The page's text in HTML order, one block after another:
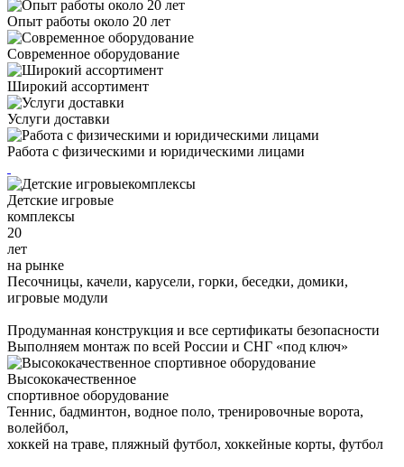
Опыт работы около 20 лет
Современное оборудование
Широкий ассортимент
Услуги доставки
Работа с физическими и юридическими лицами
Детские игровые
комплексы
20
лет
на рынке
Песочницы, качели, карусели, горки, беседки, домики,
игровые модули
Продуманная конструкция и все сертификаты безопасности
Выполняем монтаж по всей России и СНГ «под ключ»
Высококачественное
спортивное оборудование
Теннис, бадминтон, водное поло, тренировочные ворота,
волейбол,
хоккей на траве, пляжный футбол, хоккейные корты, футбол